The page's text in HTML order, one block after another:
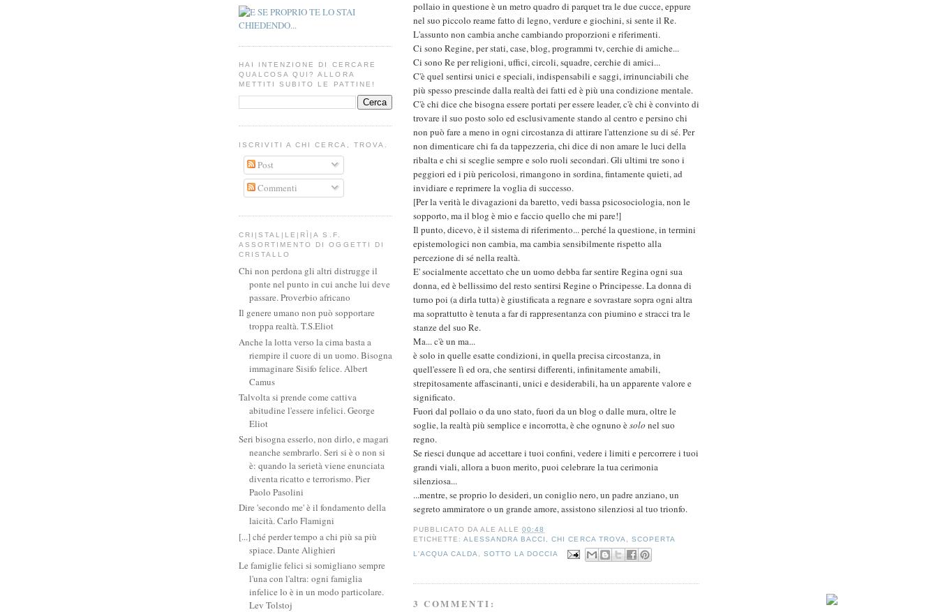
pollaio in questione è un metro quadro di parquet tra le due cucce, eppure
nel suo piccolo reame fatto di legno, verdure e giochini, si sente il Re.
L'assunto non cambia anche cambiando proporzioni e riferimenti.
Ci sono Regine, per stati, case, blog, programmi tv, cerchie di amiche...
Ci sono Re per religioni, uffici, circoli, squadre, cerchie di amici...
C'è quel sentirsi unici e speciali, indispensabili e saggi, irrinunciabili che
più spesso prescinde dalla realtà dei fatti ed è più una condizione mentale.
C'è chi dice che bisogna essere portati per essere leader, c'è chi è convinto di
trovare il suo posto solo ed esclusivamente stando al centro e persino chi
non può fare a meno in ogni circostanza di attirare l'attenzione su di sé. Per
non dimenticare chi fa da tappezzeria, chi dice di non amare le luci della
ribalta e chi si sceglie sempre e solo ruoli secondari. Gli ultimi tre sono i
peggiori ed i più pericolosi, rimangono in sordina, fintamente quieti, ad
invidiare e reprimere la voglia di successo.
[Per la verità le divagazioni da baretto, vedi bassa psicosociologia, non le
sopporto, ma il blog è mio e faccio quello che mi pare!]
Il punto, dicevo, è il sistema di riferimento... perché la questione, in termini
epistemologici non cambia, ma cambia sensibilmente rispetto alla
percezione di sé nella realtà.
E' socialmente accettato che un uomo debba far sentire Regina ogni sua
donna, ed è bellissimo del resto sentirsi Regine o Principesse. La donna di
turno poi (a dirla tutta) è giustificata a regnare e sovrastare sopra ogni altra
ma soprattutto è tenuta a far di rappresentanza con piumino e stracci tra le
stanze del suo Re.
Ma... c'è un ma...
è solo in quelle esatte condizioni, in quella precisa circostanza, in
quell'essere lì ed ora, che sentirsi differenti, infinitamente amabili,
strepitosamente affascinanti, unici e desiderabili, ha un apparente valore e
significato.
Fuori dal pollaio o da uno stato, fuori da un blog o dalle mura, oltre le
soglie, la realtà più semplice e incorrotta, è che ognuno èsolo nel suo
regno.
Se riesci dunque ad accettare i tuoi confini, vedere i limiti e percorrere i tuoi
grandi viali, allora a buon merito, puoi celebrare la tua cerimonia
silenziosa...
...mentre, se proprio lo desideri, un coniglio nero, un padre anziano, un
segreto ammiratore o un grande amore, assistono silenziosi al tuo trionfo.
PUBBLICATO DAALE ALLE00:48
ETICHETTE:ALESSANDRA BACCI ,CHI CERCA TROVA
SCOPERTA
L'ACQUA CALDA
,SOTTO LA DOCCIA
3 COMMENTI:
HAI INTENZIONE DI CERCARE
QUALCOSA QUI? ALLORA
METTITI SUBITO LE PATTINE!
ISCRIVITI A CHI CERCA, TROVA.
Post
Commenti
CRI|STAL|LE|RÌ|A S.F.
ASSORTIMENTO DI OGGETTI DI
CRISTALLO
Chi non perdona gli altri distrugge il
ponte nel punto in cui anche lui deve
passare. Proverbio africano
Il genere umano non può sopportare
troppa realtà. T.S.Eliot
Anche la lotta verso la cima basta a
riempire il cuore di un uomo. Bisogna
immaginare Sisifo felice. Albert
Camus
Talvolta si prende come cattiva
abitudine l'essere infelici. George
Eliot
Seri bisogna esserlo, non dirlo, e magari
neanche sembrarlo. Seri si è o non si
è: quando la serietà viene enunciata
diventa ricatto e terrorismo. Pier
Paolo Pasolini
Dire 'secondo me' è il fondamento della
laicità. Carlo Flamigni
[...] ché perder tempo a chi più sa più
spiace. Dante Alighieri
Le famiglie felici si somigliano sempre
l'una con l'altra: ogni famiglia
infelice lo è in un modo particolare.
Lev Tolstoj